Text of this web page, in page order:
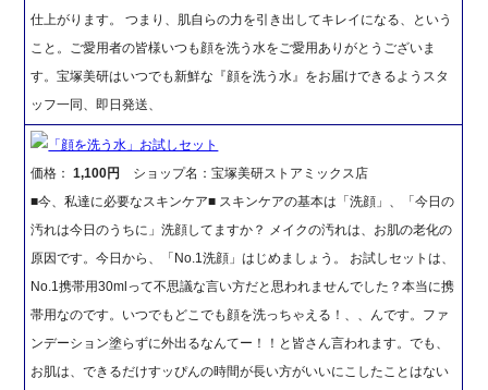
仕上がります。 つまり、肌自らの力を引き出してキレイになる、という
こと。ご愛用者の皆様いつも顔を洗う水をご愛用ありがとうございま
す。宝塚美研はいつでも新鮮な『顔を洗う水』をお届けできるようスタ
ッフ一同、即日発送、
「顔を洗う水」お試しセット
価格：1,100円
ショップ名：宝塚美研ストアミックス店
■今、私達に必要なスキンケア■ スキンケアの基本は「洗顔」、「今日の
汚れは今日のうちに」洗顔してますか？ メイクの汚れは、お肌の老化の
原因です。今日から、「No.1洗顔」はじめましょう。 お試しセットは、
No.1携帯用30mlって不思議な言い方だと思われませんでした？本当に携
帯用なのです。いつでもどこでも顔を洗っちゃえる！、、んです。ファ
ンデーション塗らずに外出るなんてー！！と皆さん言われます。でも、
お肌は、できるだけすッぴんの時間が長い方がいいにこしたことはない